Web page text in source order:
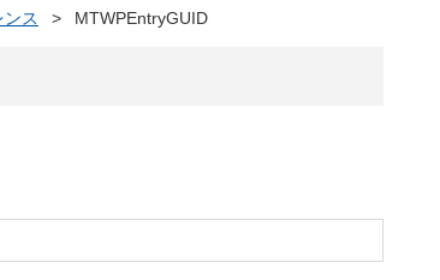
ス > MTWPEntryGUID